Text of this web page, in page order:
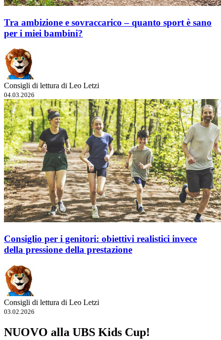
Tra ambizione e sovraccarico – quanto sport è sano
per i miei bambini?
Consigli di lettura di Leo Letzi
04.03.2026
Consiglio per i genitori: obiettivi realistici invece
della pressione della prestazione
Consigli di lettura di Leo Letzi
03.02.2026
NUOVO alla UBS Kids Cup!